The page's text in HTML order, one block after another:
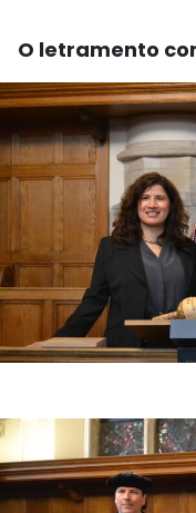
O letramento